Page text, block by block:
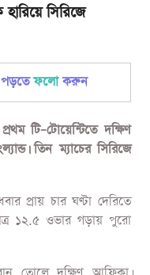
হারিয়ে সিরিজে
সিরিজে